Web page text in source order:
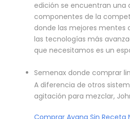
edición se encuentran una
componentes de la
donde las mejores mentes
las tecnologías más
que necesitamos es un
Semenax donde comprar
A diferencia de otros
agitación para mezclar,